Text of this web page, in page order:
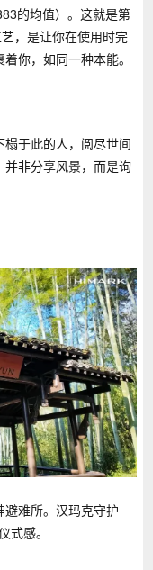
的均值）。这就是第
，是让你在使用时完
你，如同一种本能。
于此的人，阅尽世间
并非分享风景，而是询
避难所。汉玛克守护
式感。